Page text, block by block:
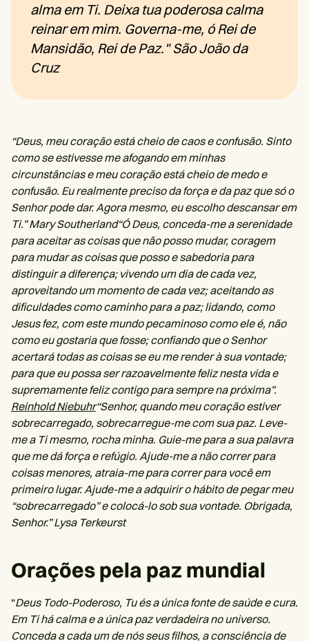
alma em Ti. Deixa tua poderosa calma
reinar em mim. Governa-me, ó Rei de
Mansidão, Rei de Paz." São João da
Cruz
“Deus, meu coração está cheio de caos e confusão. Sinto
como se estivesse me afogando em minhas
circunstâncias e meu coração está cheio de medo e
confusão. Eu realmente preciso da força e da paz que só o
Senhor pode dar. Agora mesmo, eu escolho descansar em
Ti.” Mary Southerland“Ó Deus, conceda-me a serenidade
para aceitar as coisas que não posso mudar, coragem
para mudar as coisas que posso e sabedoria para
distinguir a diferença; vivendo um dia de cada vez,
aproveitando um momento de cada vez; aceitando as
dificuldades como caminho para a paz; lidando, como
Jesus fez, com este mundo pecaminoso como ele é, não
como eu gostaria que fosse; confiando que o Senhor
acertará todas as coisas se eu me render à sua vontade;
para que eu possa ser razoavelmente feliz nesta vida e
supremamente feliz contigo para sempre na próxima”.
Reinhold Niebuhr“Senhor, quando meu coração estiver
sobrecarregado, sobrecarregue-me com sua paz. Leve-
me a Ti mesmo, rocha minha. Guie-me para a sua palavra
que me dá força e refúgio. Ajude-me a não correr para
coisas menores, atraia-me para correr para você em
primeiro lugar. Ajude-me a adquirir o hábito de pegar meu
“sobrecarregado” e colocá-lo sob sua vontade. Obrigada,
Senhor.” Lysa Terkeurst
Orações pela paz mundial
“Deus Todo-Poderoso, Tu és a única fonte de saúde e cura.
Em Ti há calma e a única paz verdadeira no universo.
Conceda a cada um de nós seus filhos, a consciência de